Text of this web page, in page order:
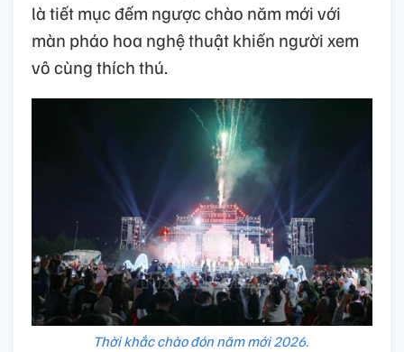
là tiết mục đếm ngược chào năm mới với
màn pháo hoa nghệ thuật khiến người xem
vô cùng thích thú.
Thời khắc chào đón năm mới 2026.